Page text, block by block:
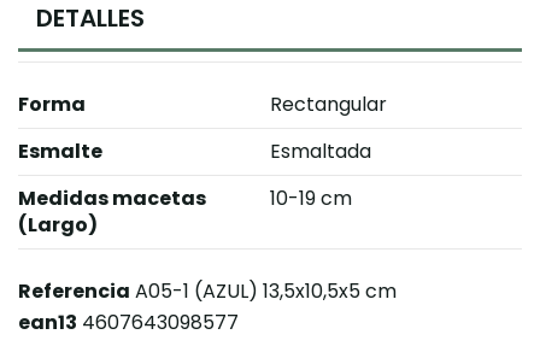
DETALLES
Forma
Rectangular
Esmalte
Esmaltada
Medidas macetas
(Largo)
10-19 cm
Referencia A05-1 (AZUL) 13,5x10,5x5 cm
ean13 4607643098577